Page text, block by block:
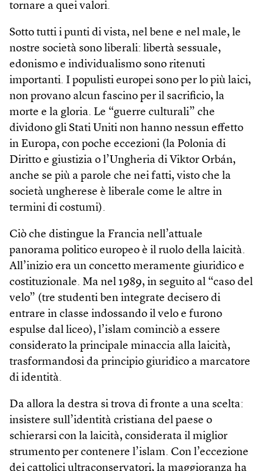
tornare a quei valori.
Sotto tutti i punti di vista, nel bene e nel male, le
nostre società sono liberali: libertà sessuale,
edonismo e individualismo sono ritenuti
importanti. I populisti europei sono per lo più laici,
non provano alcun fascino per il sacrificio, la
morte e la gloria. Le “guerre culturali” che
dividono gli Stati Uniti non hanno nessun effetto
in Europa, con poche eccezioni (la Polonia di
Diritto e giustizia o l’Ungheria di Viktor Orbán,
anche se più a parole che nei fatti, visto che la
società ungherese è liberale come le altre in
termini di costumi).
Ciò che distingue la Francia nell’attuale
panorama politico europeo è il ruolo della laicità.
All’inizio era un concetto meramente giuridico e
costituzionale. Ma nel 1989, in seguito al “caso del
velo” (tre studenti ben integrate decisero di
entrare in classe indossando il velo e furono
espulse dal liceo), l’islam cominciò a essere
considerato la principale minaccia alla laicità,
trasformandosi da principio giuridico a marcatore
di identità.
Da allora la destra si trova di fronte a una scelta:
insistere sull’identità cristiana del paese o
schierarsi con la laicità, considerata il miglior
strumento per contenere l’islam. Con l’eccezione
dei cattolici ultraconservatori, la maggioranza ha